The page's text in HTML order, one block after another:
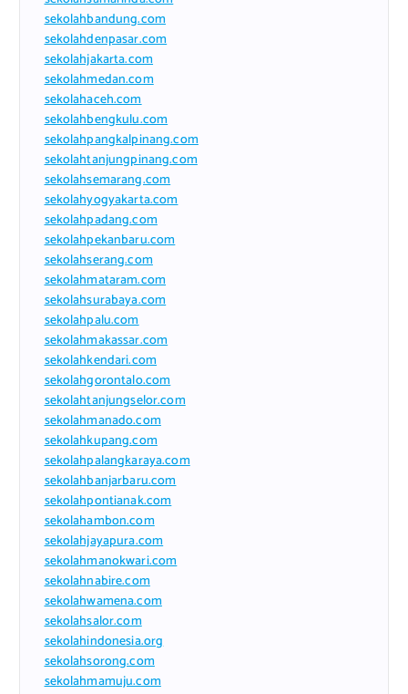
sekolahbandung.com
sekolahdenpasar.com
sekolahjakarta.com
sekolahmedan.com
sekolahaceh.com
sekolahbengkulu.com
sekolahpangkalpinang.com
sekolahtanjungpinang.com
sekolahsemarang.com
sekolahyogyakarta.com
sekolahpadang.com
sekolahpekanbaru.com
sekolahserang.com
sekolahmataram.com
sekolahsurabaya.com
sekolahpalu.com
sekolahmakassar.com
sekolahkendari.com
sekolahgorontalo.com
sekolahtanjungselor.com
sekolahmanado.com
sekolahkupang.com
sekolahpalangkaraya.com
sekolahbanjarbaru.com
sekolahpontianak.com
sekolahambon.com
sekolahjayapura.com
sekolahmanokwari.com
sekolahnabire.com
sekolahwamena.com
sekolahsalor.com
sekolahindonesia.org
sekolahsorong.com
sekolahmamuju.com